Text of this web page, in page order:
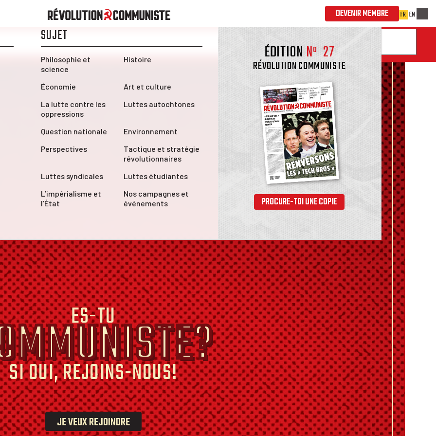
ÉDITION Nº 27
RÉVOLUTION COMMUNISTE
PROCURE-TOI UNE COPIE
ES-TU
SI OUI, REJOINS-NOUS!
JE VEUX REJOINDRE